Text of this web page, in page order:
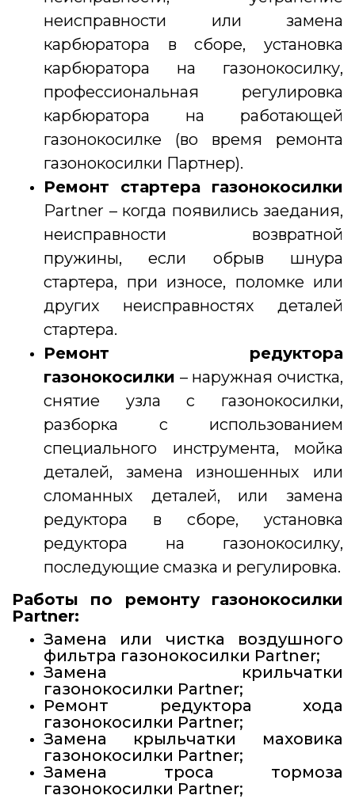
неисправности или замена
карбюратора в сборе, установка
карбюратора на газонокосилку,
профессиональная регулировка
карбюратора на работающей
газонокосилке (во время ремонта
газонокосилки Партнер).
Ремонт стартера газонокосилки
Partner – когда появились заедания,
неисправности возвратной
пружины, если обрыв шнура
стартера, при износе, поломке или
других неисправностях деталей
стартера.
Ремонт редуктора
газонокосилки – наружная очистка,
снятие узла с газонокосилки,
разборка с использованием
специального инструмента, мойка
деталей, замена изношенных или
сломанных деталей, или замена
редуктора в сборе, установка
редуктора на газонокосилку,
последующие смазка и регулировка.
Работы по ремонту газонокосилки
Partner:
Замена или чистка воздушного
фильтра газонокосилки Partner;
Замена крильчатки
газонокосилки Partner;
Ремонт редуктора хода
газонокосилки Partner;
Замена крыльчатки маховика
газонокосилки Partner;
Замена троса тормоза
газонокосилки Partner;